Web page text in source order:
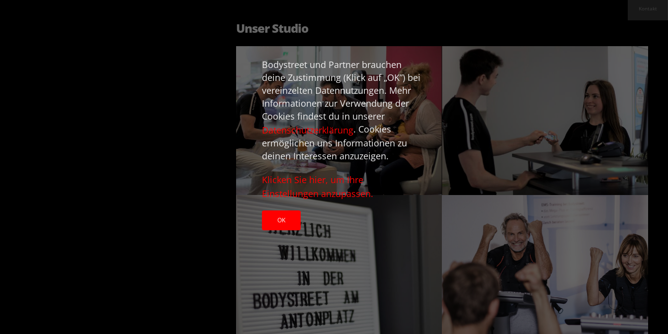
Kontakt
Unser Studio
Bodystreet und Partner brauchen
deine Zustimmung (Klick auf „OK”) bei
vereinzelten Datennutzungen. Mehr
Informationen zur Verwendung der
Cookies findest du in unserer
Datenschutzerklärung. Cookies
ermöglichen uns Informationen zu
deinen Interessen anzuzeigen.
Klicken Sie hier, um Ihre
Einstellungen anzupassen.
OK